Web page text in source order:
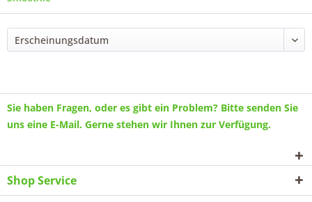
Sie haben Fragen, oder es gibt ein Problem? Bitte senden Sie
uns eine E-Mail. Gerne stehen wir Ihnen zur Verfügung.
Shop Service